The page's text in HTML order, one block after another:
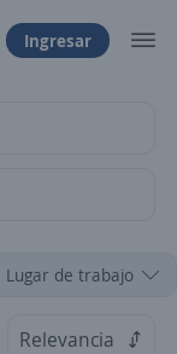
Ingresar
Lugar de trabajo
Relevancia